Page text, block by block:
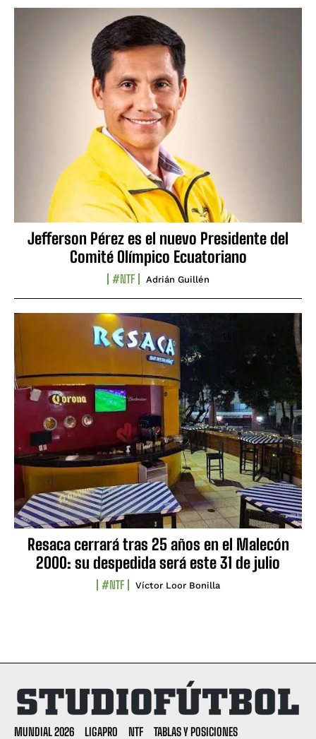
Jefferson Pérez es el nuevo Presidente del
Comité Olímpico Ecuatoriano
#NTF Adrián Guillén
Resaca cerrará tras 25 años en el Malecón
2000: su despedida será este 31 de julio
#NTF Víctor Loor Bonilla
MUNDIAL 2026 LIGAPRO NTF TABLAS Y POSICIONES